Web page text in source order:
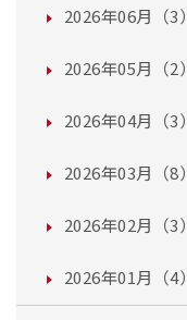
2026年06月（3）
2026年05月（2）
2026年04月（3）
2026年03月（8）
2026年02月（3）
2026年01月（4）